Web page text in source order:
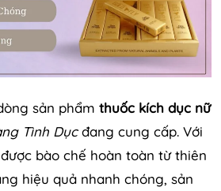
sản phẩm thuốc kích dục nữ
Tình Dụcđang cung cấp. Với
bào chế hoàn toàn từ thiên
hiệu quả nhanh chóng, sản